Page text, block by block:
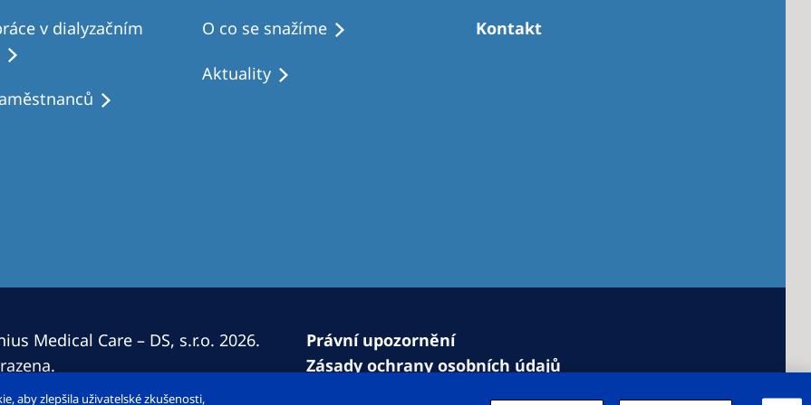
v dialyzačním
O co se snažíme
Aktuality
Kontakt
Medical Care – DS, s.r.o. 2026.
Právní upozornění
Zásady ochrany osobních údajů
aby zlepšila uživatelské zkušenosti,